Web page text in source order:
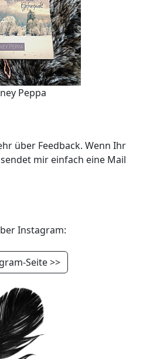
Peppa
über Feedback. Wenn Ihr
mir einfach eine Mail
Instagram:
Seite >>